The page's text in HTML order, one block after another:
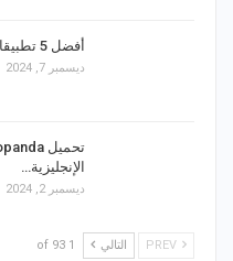
أفضل 5 تطبيقات لإنشاء اختبارات اون لاين للاندرويد
ديسمبر 7, 2024
الإنجليزية…
ديسمبر 2, 2024
التالي 1 of 93